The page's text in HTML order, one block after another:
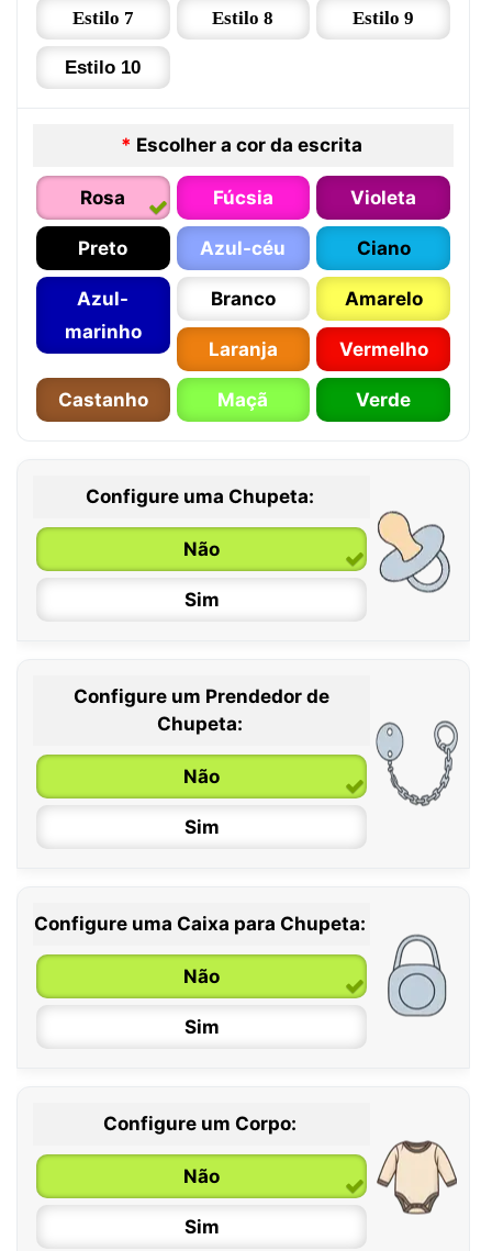
Estilo 7 Estilo 8 Estilo 9
Estilo 10
* Escolher a cor da escrita
Rosa Fúcsia Violeta
Preto Azul-céu Ciano
Azul-
marinho
Branco Amarelo
Laranja Vermelho
Castanho Maçã Verde
Configure uma Chupeta:
Não
Sim
0 / 6 meses
6 / 36 meses
Configure um Prendedor de
Chupeta:
Não
Sim
Configure uma Caixa para Chupeta:
Não
Sim
Configure um Corpo:
Não
Sim